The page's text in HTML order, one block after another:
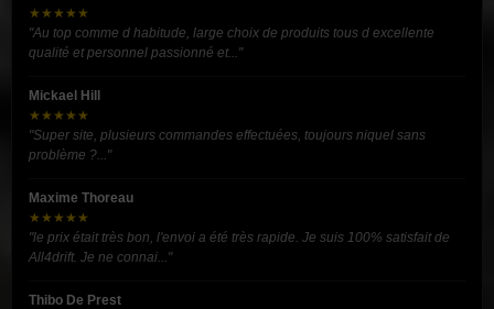
★★★★★
"Au top comme d habitude, large choix de produits tous d excellente
qualité et personnel passionné et..."
Mickael Hill
★★★★★
"Super site, plusieurs commandes effectuées, toujours niquel sans
problème ?..."
Maxime Thoreau
★★★★★
"le prix était très bon, l'envoi a été très rapide. Je suis 100% satisfait de
All4drift. Je ne connai..."
Thibo De Prest